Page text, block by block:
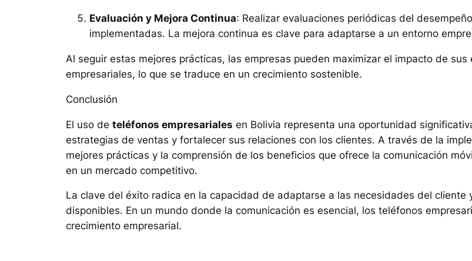
Evaluación y Mejora Continua: Realizar evaluaciones periódicas del
implementadas. La mejora continua es clave para adaptarse a un entorno
Al seguir estas mejores prácticas, las empresas pueden maximizar el impacto de
empresariales, lo que se traduce en un crecimiento sostenible.
Conclusión
El uso de teléfonos empresariales en Bolivia representa una oportunidad
estrategias de ventas y fortalecer sus relaciones con los clientes. A través de la
mejores prácticas y la comprensión de los beneficios que ofrece la comunicación
en un mercado competitivo.
La clave del éxito radica en la capacidad de adaptarse a las necesidades del
disponibles. En un mundo donde la comunicación es esencial, los teléfonos
crecimiento empresarial.